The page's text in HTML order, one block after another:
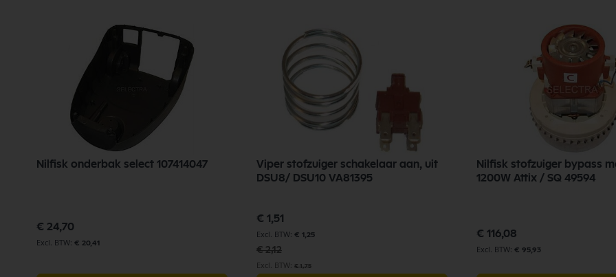
Nilfisk onderbak select 107414047
€ 24,70
€ 20,41
Viper stofzuiger schakelaar aan, uit
DSU8/ DSU10 VA81395
Speciale
prijs
€ 1,51
€ 1,25
€ 2,12
€ 1,75
Nilfisk stofzuiger bypass
1200W Attix / SQ 49594
€ 116,08
€ 95,93